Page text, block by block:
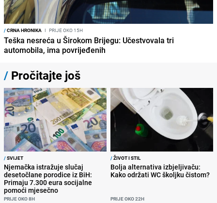
/CRNA HRONIKA I PRIJE OKO 15H
Teška nesreća u Širokom Brijegu: Učestvovala tri
automobila, ima povrijeđenih
/ Pročitajte još
/SVIJET
Njemačka istražuje slučaj
desetočlane porodice iz BiH:
Primaju 7.300 eura socijalne
pomoći mjesečno
PRIJE OKO 8H
/ŽIVOT I STIL
Bolja alternativa izbjeljivaču:
Kako održati WC školjku čistom?
PRIJE OKO 22H